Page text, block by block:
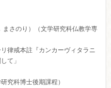
さのり）（文学研究科仏教学専
ンカーヴィタラニ
て」
究科博士後期課程）